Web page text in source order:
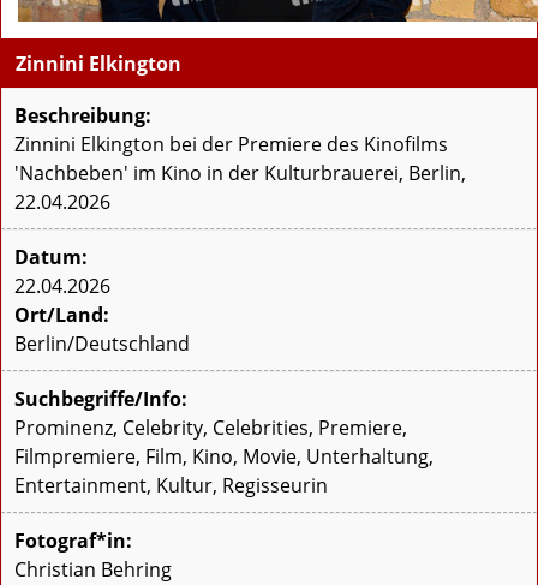
Zinnini Elkington
Beschreibung:
Zinnini Elkington bei der Premiere des Kinofilms
'Nachbeben' im Kino in der Kulturbrauerei, Berlin,
22.04.2026
Datum:
22.04.2026
Ort/Land:
Berlin/Deutschland
Suchbegriffe/Info:
Prominenz, Celebrity, Celebrities, Premiere,
Filmpremiere, Film, Kino, Movie, Unterhaltung,
Entertainment, Kultur, Regisseurin
Fotograf*in:
Christian Behring